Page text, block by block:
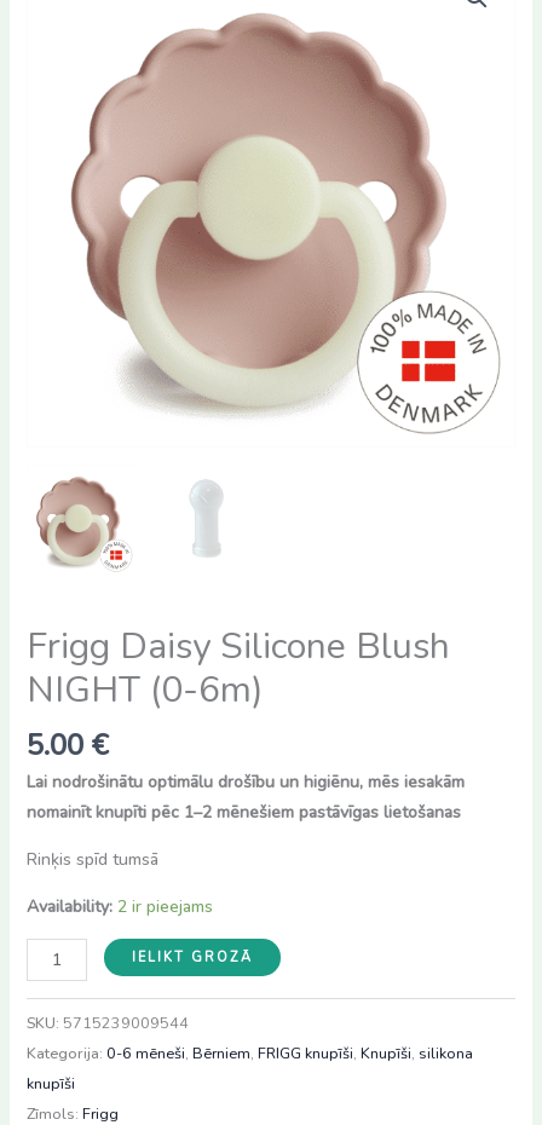
Frigg Daisy Silicone Blush
NIGHT (0-6m)
5.00 €
Lai nodrošinātu optimālu drošību un higiēnu, mēs iesakām
nomainīt knupīti pēc 1–2 mēnešiem pastāvīgas lietošanas
Rinķis spīd tumsā
Availability: 2 ir pieejams
Frigg
Daisy
Silicone
Blush
NIGHT
(0-
IELIKT GROZĀ
SKU: 5715239009544
Kategorija: 0-6 mēneši, Bērniem, FRIGG knupīši, Knupīši, silikona
knupīši
Zīmols: Frigg